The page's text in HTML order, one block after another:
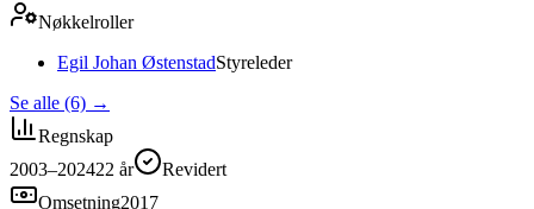
Nøkkelroller
Egil Johan ØstenstadStyreleder
Se alle (6) →
Regnskap
2003–202422 år
Revidert
Omsetning2017